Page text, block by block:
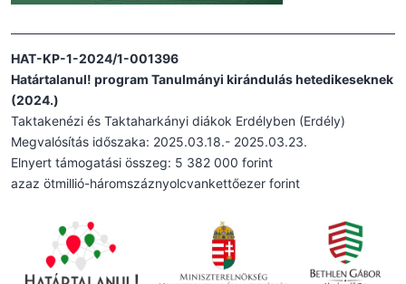
HAT-KP-1-2024/1-001396
Határtalanul! program Tanulmányi kirándulás hetedikeseknek
(2024.)
Taktakenézi és Taktaharkányi diákok Erdélyben (Erdély)
Megvalósítás időszaka: 2025.03.18.- 2025.03.23.
Elnyert támogatási összeg: 5 382 000 forint
azaz ötmillió-háromszáznyolcvankettőezer forint